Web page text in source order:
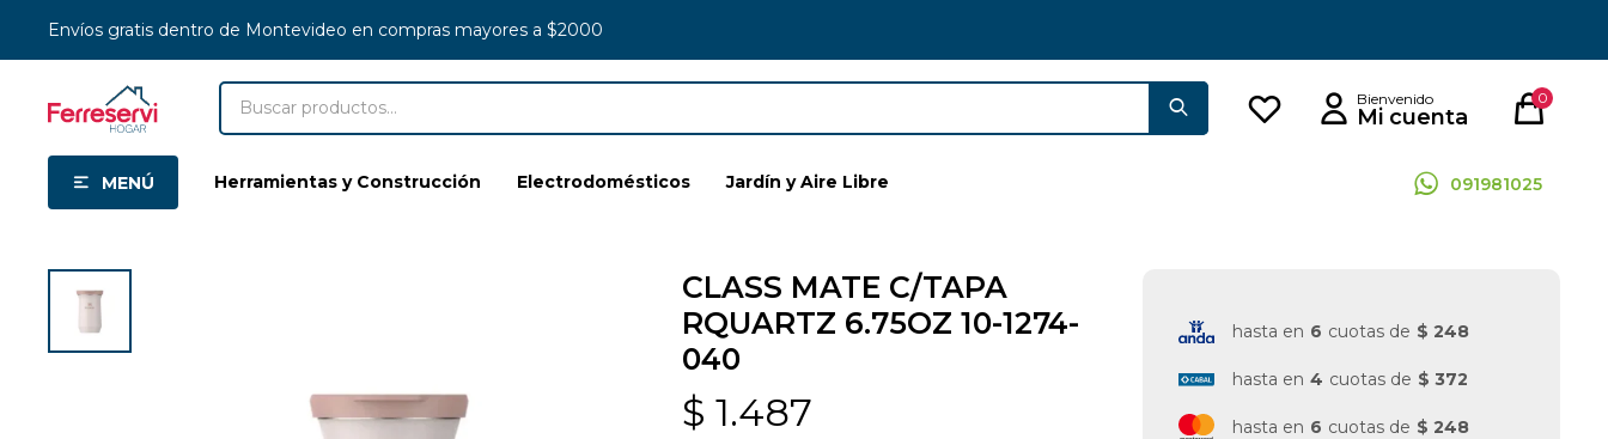
MENÚ Herramientas y Construcción Electrodomésticos Jardín y Aire Libre 091981025
0
Envíos gratis dentro de Montevideo en compras mayores a $2000
CLASS MATE C/TAPA
RQUARTZ 6.75OZ 10-1274-
040
$ 1.487
hasta en 6 cuotas de $ 248
hasta en 4 cuotas de $ 372
hasta en 6 cuotas de $ 248